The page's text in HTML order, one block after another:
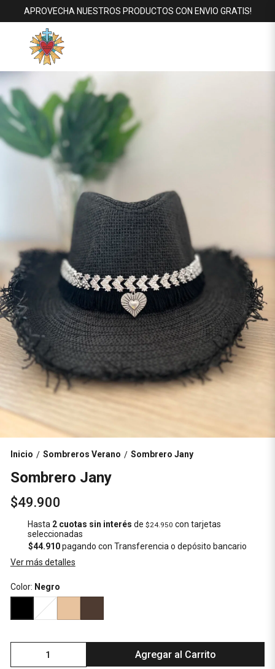
APROVECHA NUESTROS PRODUCTOS CON ENVIO GRATIS!
Inicio / Sombreros Verano / Sombrero Jany
Sombrero Jany
$49.900
Hasta 2 cuotas sin interés de $24.950 con tarjetas
seleccionadas
$44.910pagando con Transferencia o depósito bancario
Ver más detalles
Color: Negro
Agregar al Carrito